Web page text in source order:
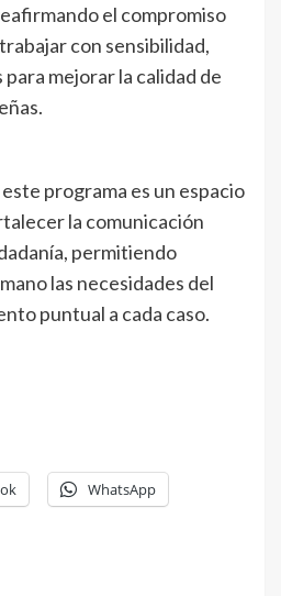
el compromiso
con sensibilidad,
mejorar la calidad de
programa es un espacio
la comunicación
permitiendo
las necesidades del
puntual a cada caso.
WhatsApp